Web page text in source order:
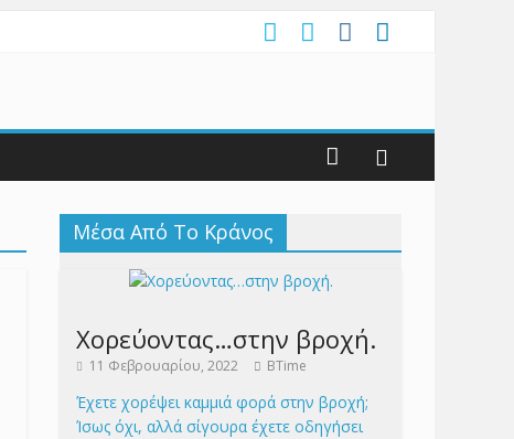
Μέσα Από Το Κράνος
Χορεύοντας…στην βροχή.
11 Φεβρουαρίου, 2022 BTime
Έχετε χορέψει καμμιά φορά στην βροχή;
Ίσως όχι, αλλά σίγουρα έχετε οδηγήσει